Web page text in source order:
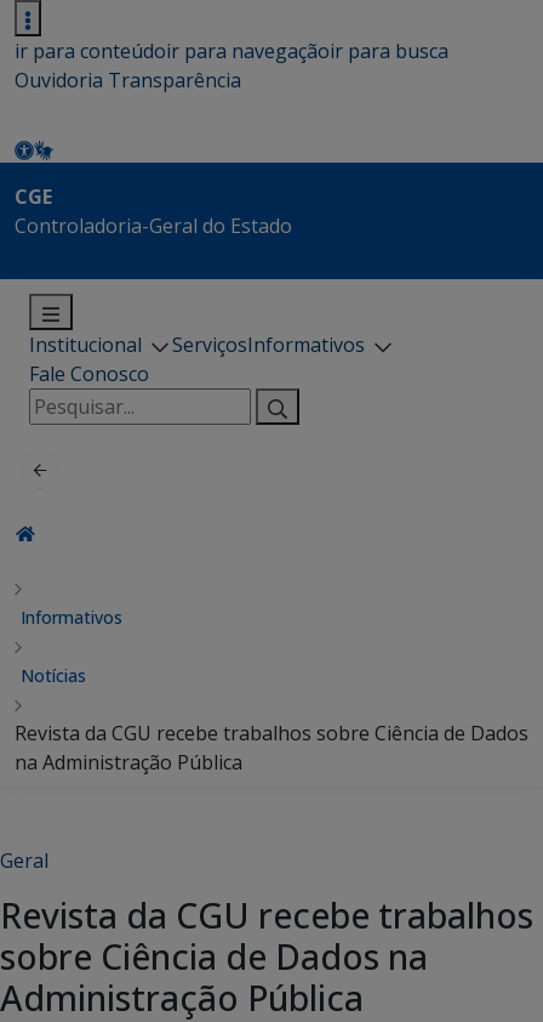
ir para conteúdoir para navegaçãoir para busca
Ouvidoria Transparência
CGE
Controladoria-Geral do Estado
Institucional ServiçosInformativos
Fale Conosco
Pesquisar
por:
Informativos
Notícias
Revista da CGU recebe trabalhos sobre Ciência de Dados
na Administração Pública
Geral
Revista da CGU recebe trabalhos
sobre Ciência de Dados na
Administração Pública